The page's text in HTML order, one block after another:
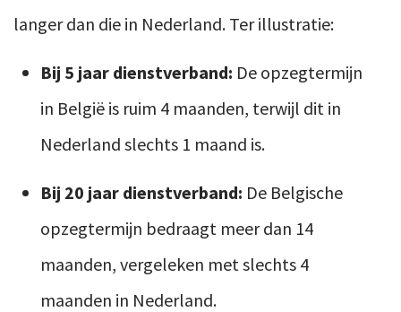
langer dan die in Nederland. Ter illustratie:
Bij 5 jaar dienstverband: De opzegtermijn
in België is ruim 4 maanden, terwijl dit in
Nederland slechts 1 maand is.
Bij 20 jaar dienstverband: De Belgische
opzegtermijn bedraagt meer dan 14
maanden, vergeleken met slechts 4
maanden in Nederland.